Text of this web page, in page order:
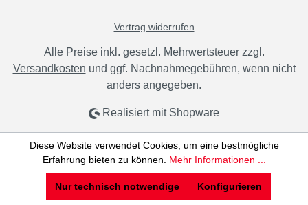
Vertrag widerrufen
Alle Preise inkl. gesetzl. Mehrwertsteuer zzgl.
Versandkosten und ggf. Nachnahmegebühren, wenn nicht
anders angegeben.
Realisiert mit Shopware
Diese Website verwendet Cookies, um eine bestmögliche
Erfahrung bieten zu können. Mehr Informationen ...
Nur technisch notwendige Konfigurieren